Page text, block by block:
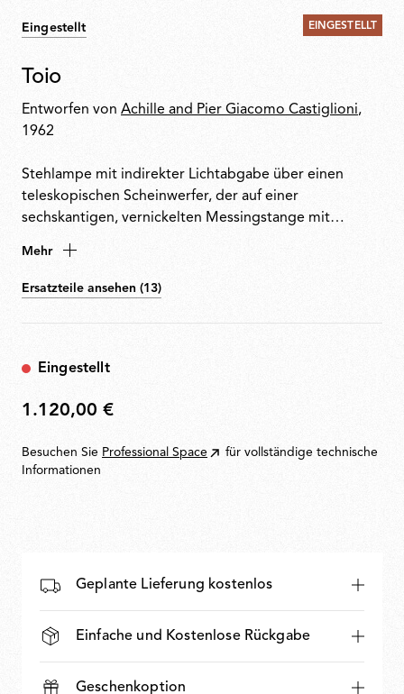
Eingestellt EINGESTELLT
Toio
Entworfen von Achille and Pier Giacomo Castiglioni,
1962
Stehlampe mit indirekter Lichtabgabe über einen
teleskopischen Scheinwerfer, der auf einer
sechskantigen, vernickelten Messingstange mit
und geformtem Stahl montiert ist. Angelrutenringe
verbinden das Stromkabel mit elektronischem Dimmer
Mehr
Ersatzteile ansehen (13)
Eingestellt
1.120,00
1.120,00 €
Besuchen Sie Professional Space
für vollständige technische
Informationen
Geplante Lieferung kostenlos
Einfache und Kostenlose Rückgabe
Geschenkoption